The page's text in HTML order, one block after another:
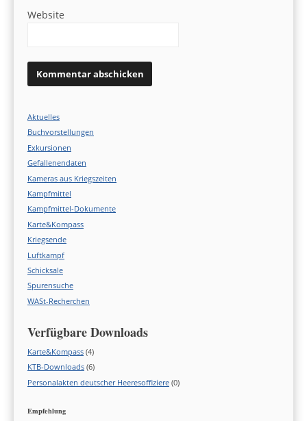
Website
Aktuelles
Buchvorstellungen
Exkursionen
Gefallenendaten
Kameras aus Kriegszeiten
Kampfmittel
Kampfmittel-Dokumente
Karte&Kompass
Kriegsende
Luftkampf
Schicksale
Spurensuche
WASt-Recherchen
Verfügbare Downloads
Karte&Kompass (4)
KTB-Downloads (6)
Personalakten deutscher Heeresoffiziere (0)
Empfehlung